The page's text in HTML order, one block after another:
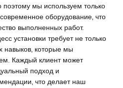
поэтому мы используем только
оборудование‚ что
выполненных работ.
установки требует не только
навыков‚ которые мы
Каждый клиент может
подход и
что делает наш